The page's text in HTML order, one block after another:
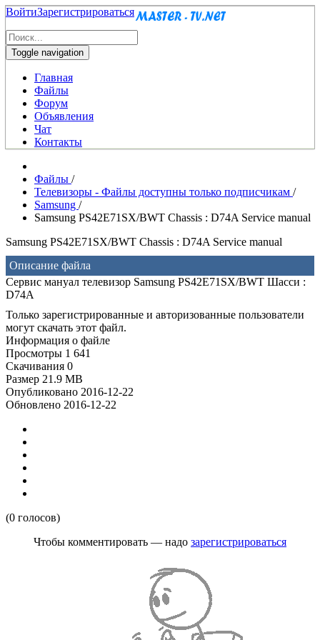
ВойтиЗарегистрироваться
Toggle navigation
Главная
Файлы
Форум
Объявления
Чат
Контакты
Файлы /
Телевизоры - Файлы доступны только подписчикам /
Samsung /
Samsung PS42E71SX/BWT Chassis : D74A Service manual
Samsung PS42E71SX/BWT Chassis : D74A Service manual
Описание файла
Сервис мануал телевизор Samsung PS42E71SX/BWT Шасси :
D74A
Только зарегистрированные и авторизованные пользователи
могут скачать этот файл.
Информация о файле
Просмотры 1 641
Скачивания 0
Размер 21.9 MB
Опубликовано 2016-12-22
Обновлено 2016-12-22
(0 голосов)
Чтобы комментировать — надо зарегистрироваться